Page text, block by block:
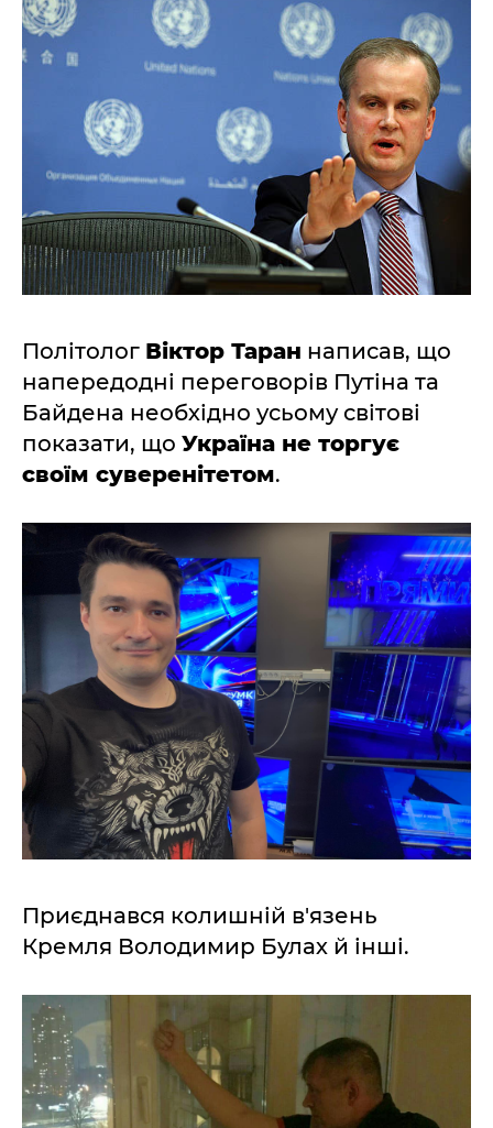
Політолог Віктор Таран написав, що
напередодні переговорів Путіна та
Байдена необхідно усьому світові
показати, що Україна не торгує
своїм суверенітетом.
Приєднався колишній в'язень
Кремля Володимир Булах й інші.